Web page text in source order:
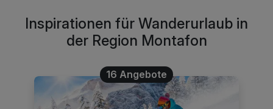
Inspirationen für Wanderurlaub in
der Region Montafon
16 Angebote